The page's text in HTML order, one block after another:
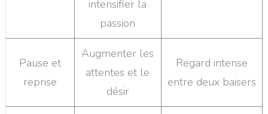
intensifier la
passion
Pause et
reprise
Augmenter les
attentes et le
désir
Regard intense
entre deux baisers